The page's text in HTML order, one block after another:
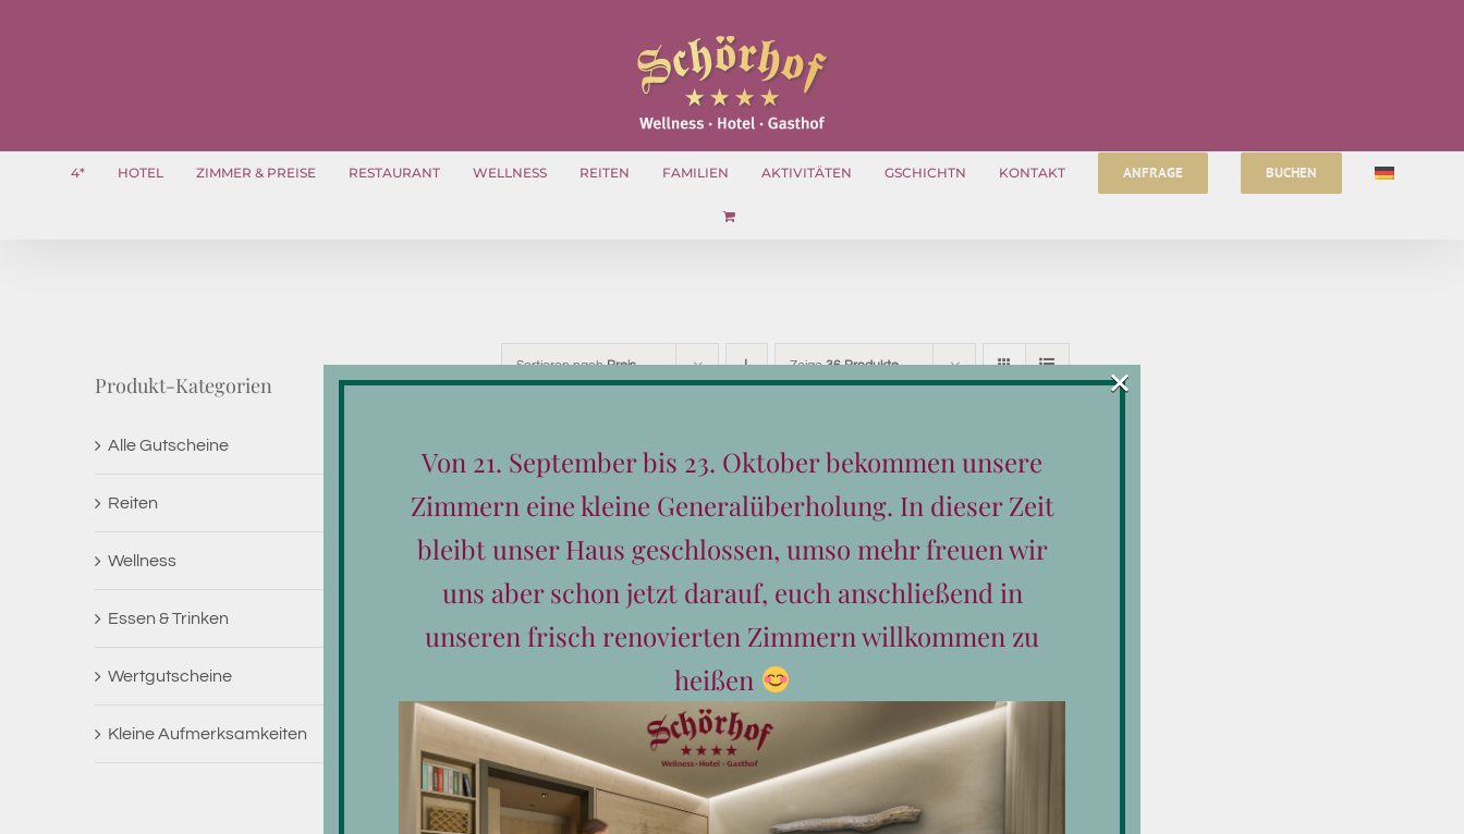
4* HOTEL ZIMMER & PREISE RESTAURANT WELLNESS REITEN FAMILIEN AKTIVITÄTEN GSCHICHTN KONTAKT ANFRAGE BUCHEN
Sortieren nachPreis Zeige36 Produkte
Kegeln im
Schörhof
Produkt-Kategorien
Alle Gutscheine
Reiten
Wellness
Essen & Trinken
Wertgutscheine
Kleine Aufmerksamkeiten
Von 21. September bis 23. Oktober bekommen unsere
Zimmern eine kleine Generalüberholung. In dieser Zeit
bleibt unser Haus geschlossen, umso mehr freuen wir
uns aber schon jetzt darauf, euch anschließend in
unseren frisch renovierten Zimmern willkommen zu
heißen
×